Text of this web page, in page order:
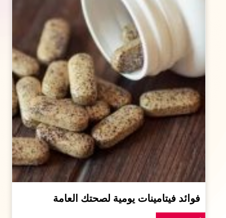
فوائد فيتامينات يومية لصحتك العامة